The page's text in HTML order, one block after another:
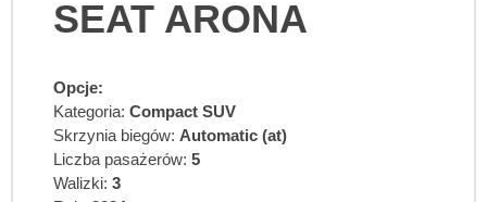
SEAT ARONA
Opcje:
Kategoria: Compact SUV
Skrzynia biegów: Automatic (at)
Liczba pasażerów: 5
Walizki: 3